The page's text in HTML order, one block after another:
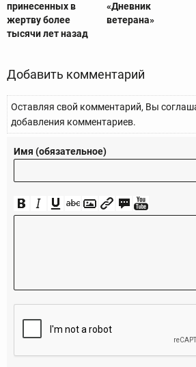
принесенных в
жертву более
тысячи лет назад
«Дневник
ветерана»
Добавить комментарий
Оставляя свой комментарий, Вы
добавления комментариев.
Имя (обязательное)